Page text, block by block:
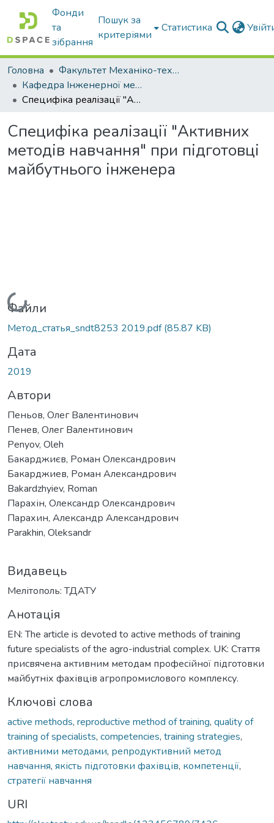
Фонди
та
зібрання
Пошук за
критеріями
Статистика
Головна
Факультет Механіко-технологічний
Кафедра Інженерної механіки та комп'ютерного проектування
Специфіка реалізації "Активних методів навчання" при підготовці майбутнього інженера
Специфіка реалізації "Активних
методів навчання" при підготовці
майбутнього інженера
Вантажиться...
Файли
Метод_статья_sndt8253 2019.pdf(85.87 KB)
Дата
2019
Автори
Пеньов, Олег Валентинович
Пенев, Олег Валентинович
Penyov, Oleh
Бакарджиєв, Роман Олександрович
Бакарджиев, Роман Александрович
Bakardzhyiev, Roman
Парахін, Олександр Олександрович
Парахин, Александр Александрович
Parakhin, Oleksandr
Видавець
Мелітополь: ТДАТУ
Анотація
EN: The article is devoted to active methods of training
future specialists of the agro-industrial complex. UK: Стаття
присвячена активним методам професійної підготовки
майбутніх фахівців агропромислового комплексу.
Ключові слова
active methods, reproductive method of training, quality of
training of specialists, competencies, training strategies,
активними методами, репродуктивний метод
навчання, якість підготовки фахівців, компетенції,
стратегії навчання
URI